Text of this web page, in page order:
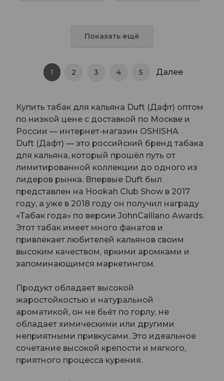
Показать ещё
1 2 3 4 5 Далее
Купить табак для кальяна Duft (Дафт) оптом
по низкой цене с доставкой по Москве и
России — интернет-магазин OSHISHA
Duft (Дафт) — это российский бренд табака
для кальяна, который прошёл путь от
лимитированной коллекции до одного из
лидеров рынка. Впервые Duft был
представлен на Hookah Club Show в 2017
году, а уже в 2018 году он получил награду
«Табак года» по версии JohnCalliano Awards.
Этот табак имеет много фанатов и
привлекает любителей кальянов своим
высоким качеством, яркими аромками и
запоминающимся маркетингом.
Продукт обладает высокой
жаростойкостью и натуральной
ароматикой, он не бьёт по горлу, не
обладает химическими или другими
неприятными привкусами. Это идеальное
сочетание высокой крепости и мягкого,
приятного процесса курения.